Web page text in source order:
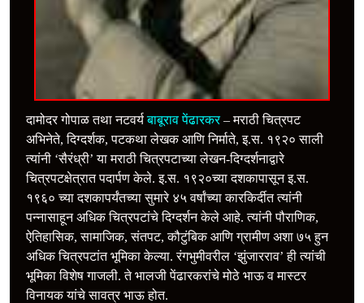
दामोदर गोपाळ तथा नटवर्यबाबूराव पेंढारकर– मराठी चित्रपट
अभिनेते, दिग्दर्शक, पटकथा लेखक आणि निर्माते, इ.स. १९२० साली
त्यांनी ‘सैरंध्री’ या मराठी चित्रपटाच्या लेखन-दिग्दर्शनाद्वारे
चित्रपटक्षेत्रात पदार्पण केले. इ.स. १९२०च्या दशकापासून इ.स.
१९६० च्या दशकापर्यंतच्या सुमारे ४५ वर्षांच्या कारकिर्दीत त्यांनी
पन्नासाहून अधिक चित्रपटांचे दिग्दर्शन केले आहे. त्यांनी पौराणिक,
ऐतिहासिक, सामाजिक, संतपट, कौटुंबिक आणि ग्रामीण अशा ७५ हुन
अधिक चित्रपटांत भूमिका केल्या. रंगभुमीवरील ‘झुंजारराव’ ही त्यांची
भूमिका विशेष गाजली. ते भालजी पेंढारकरांचे मोठे भाऊ व मास्टर
विनायक यांचे सावत्र भाऊ होत.